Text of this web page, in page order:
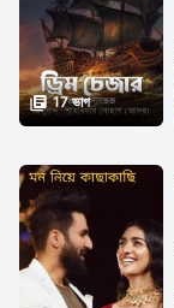
 17 ভাগ